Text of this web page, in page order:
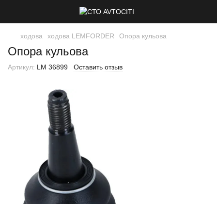
ходова ходова LEMFORDER Опора кульова
Опора кульова
Артикул: LM 36899 Оставить отзыв